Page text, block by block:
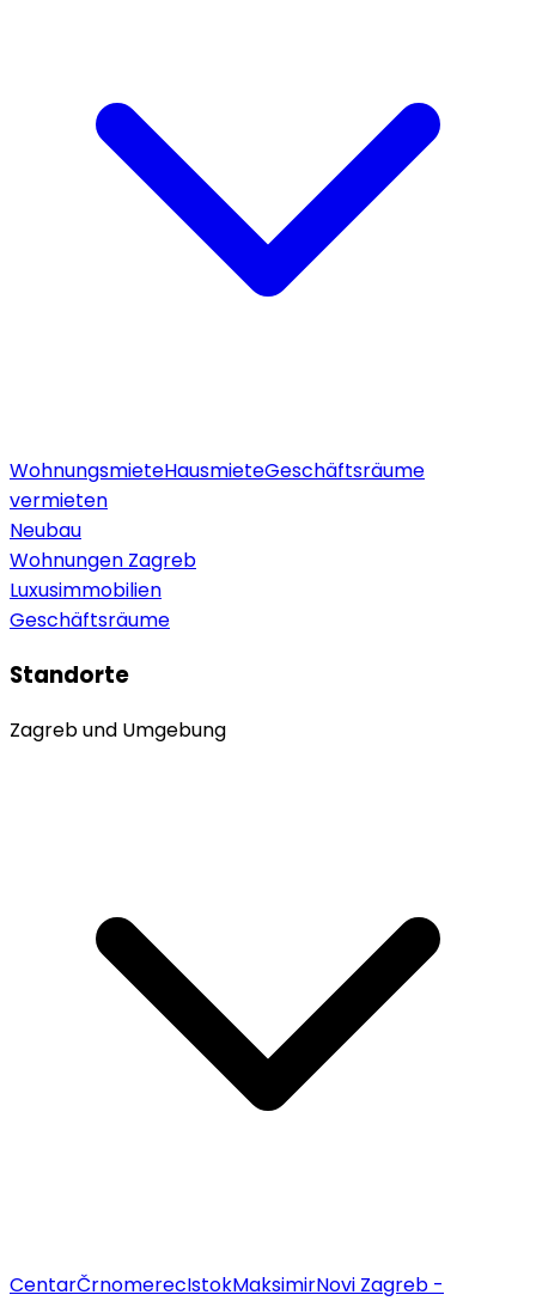
WohnungsmieteHausmieteGeschäftsräume
vermieten
Neubau
Wohnungen Zagreb
Luxusimmobilien
Geschäftsräume
Standorte
Zagreb und Umgebung
CentarČrnomerecIstokMaksimirNovi Zagreb -